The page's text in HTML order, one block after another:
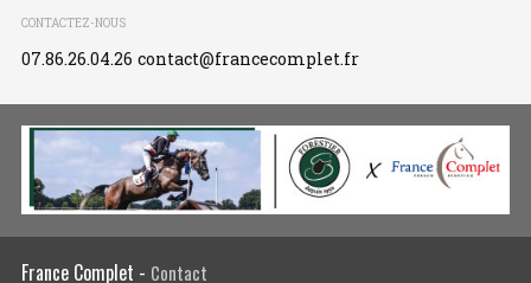
CONTACTEZ-NOUS
07.86.26.04.26 contact@francecomplet.fr
France Complet - Contact